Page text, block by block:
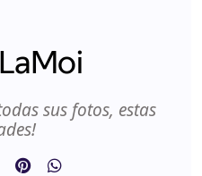
sus fotos, estas